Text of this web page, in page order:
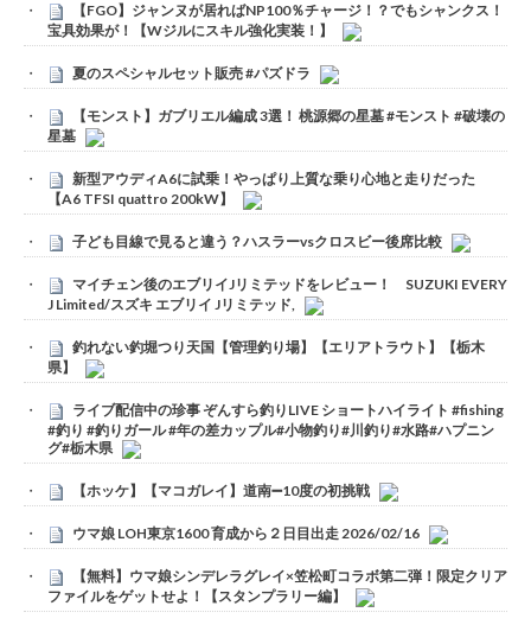
【FGO】ジャンヌが居ればNP100％チャージ！？でもシャンクス！
宝具効果が！【Wジルにスキル強化実装！】
夏のスペシャルセット販売 #パズドラ
【モンスト】ガブリエル編成 3選！ 桃源郷の星墓 #モンスト #破壊の
星墓
新型アウディA6に試乗！やっぱり上質な乗り心地と走りだった
【A6 TFSI quattro 200kW】
子ども目線で見ると違う？ハスラーvsクロスビー後席比較
マイチェン後のエブリイJリミテッドをレビュー！ SUZUKI EVERY
J Limited/スズキ エブリイ Jリミテッド,
釣れない釣堀つり天国【管理釣り場】【エリアトラウト】【栃木
県】
ライブ配信中の珍事 ぞんすら釣りLIVE ショートハイライト #fishing
#釣り #釣りガール #年の差カップル#小物釣り#川釣り#水路#ハプニン
グ#栃木県
【ホッケ】【マコガレイ】道南➖10度の初挑戦
ウマ娘 LOH東京1600 育成から２日目出走 2026/02/16
【無料】ウマ娘シンデレラグレイ×笠松町コラボ第二弾！限定クリア
ファイルをゲットせよ！【スタンプラリー編】